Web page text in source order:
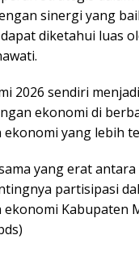
sinergi yang
diketahui luas
2026 sendiri
ekonomi di
yang lebih
yang erat
partisipasi
Kabupaten